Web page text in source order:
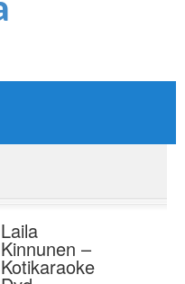
Laila
Kinnunen –
Kotikaraoke